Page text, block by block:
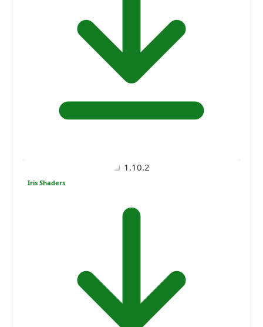
1.10.2
Iris Shaders